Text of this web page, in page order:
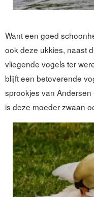
Want een goed
ook deze ukkies, naast
vliegende vogels ter
blijft een betoverende
sprookjes van Andersen
is deze moeder zwaan